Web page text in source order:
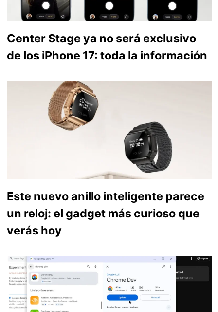
Center Stage ya no será exclusivo
de los iPhone 17: toda la información
Este nuevo anillo inteligente parece
un reloj: el gadget más curioso que
verás hoy